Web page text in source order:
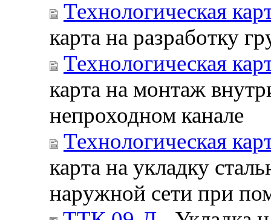
Технологическая
карта на разработку
Технологическая
карта на монтаж
непроходном канале
Технологическая
карта на укладку
наружной сети при